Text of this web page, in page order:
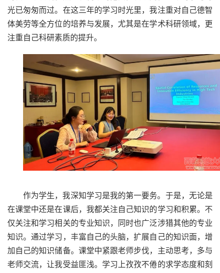
光已匆匆而过。在这三年的学习时光里，我注重对自己德智
体美劳等全方位的培养与发展，尤其是在学术科研领域，更
注重自己科研素质的提升。
作为学生，我深知学习是我的第一要务。于是，无论是
在课堂中还是在课后，我都关注自己知识的学习和积累。不
仅关注和学习相关的专业知识，同时也广泛涉猎其他的专业
知识。通过学习，丰富自己的头脑，扩展自己的知识面，增
加自己的知识储备。课堂中紧跟老师步伐，主动思考，多与
老师交流，让我受益匪浅。学习上孜孜不倦的求学态度和刻